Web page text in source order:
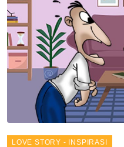
LOVE STORY - INSPIRASI